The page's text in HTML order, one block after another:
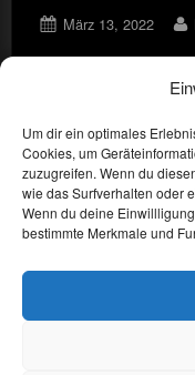
Um dir ein optimales
Cookies, um
zuzugreifen. Wenn du
wie das Surfverhalten oder
Wenn du deine
bestimmte Merkmale und
Posted
März 13, 2022
Hier geht es zur
1
ASV Ridnaun